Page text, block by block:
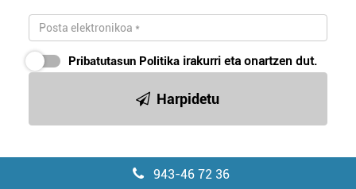
Pribatutasun Politika irakurri eta onartzen dut.
Harpidetu
943-46 72 36